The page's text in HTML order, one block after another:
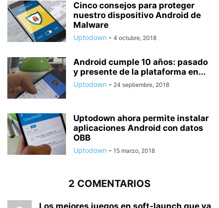
Cinco consejos para proteger
nuestro dispositivo Android de
Malware
Uptodown - 4 octubre, 2018
Android cumple 10 años: pasado
y presente de la plataforma en...
Uptodown - 24 septiembre, 2018
Uptodown ahora permite instalar
aplicaciones Android con datos
OBB
Uptodown - 15 marzo, 2018
2 COMENTARIOS